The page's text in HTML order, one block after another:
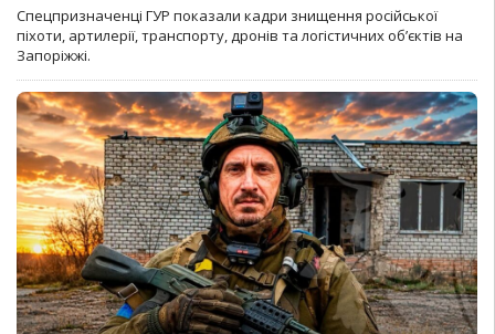
Спецпризначенці ГУР показали кадри знищення російської
піхоти, артилерії, транспорту, дронів та логістичних об’єктів на
Запоріжжі.